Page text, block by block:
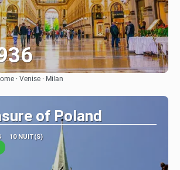
· Venise · Milan
of Poland
10 NUIT(S)